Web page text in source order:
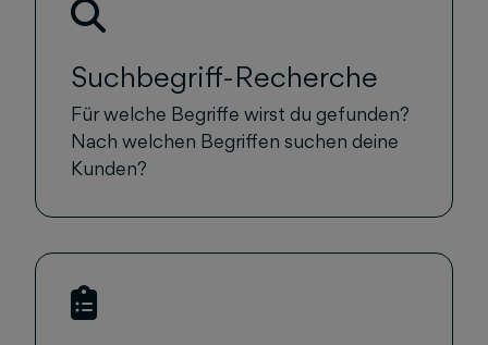
Suchbegriff-Recherche
Für welche Begriffe wirst du gefunden?
Nach welchen Begriffen suchen deine
Kunden?